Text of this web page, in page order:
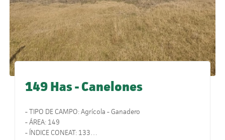
149 Has - Canelones
- TIPO DE CAMPO: Agrícola - Ganadero
- ÁREA: 149
- ÍNDICE CONEAT: 133